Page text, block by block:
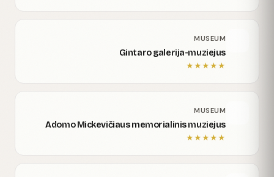
MUSEUM
Gintaro galerija-muziejus
★
★
★
★
★
MUSEUM
Adomo Mickevičiaus memorialinis muziejus
★
★
★
★
★